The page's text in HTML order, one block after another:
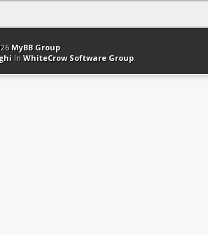
Retourner en haut Version bas-débit
MyBB Group.
In WhiteCrow Software Group.